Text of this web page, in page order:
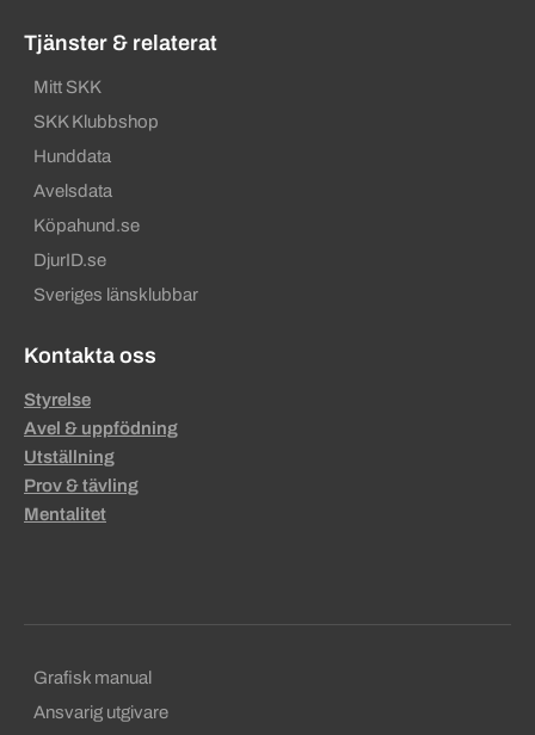
Tjänster & relaterat
Mitt SKK
SKK Klubbshop
Hunddata
Avelsdata
Köpahund.se
DjurID.se
Sveriges länsklubbar
Kontakta oss
Styrelse
Avel & uppfödning
Utställning
Prov & tävling
Mentalitet
Sekundära sidfotslänkar
Grafisk manual
Ansvarig utgivare